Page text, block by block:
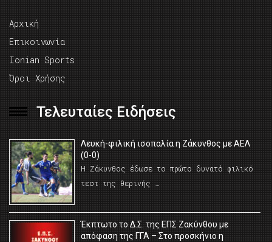
Αρχική
Επικοινωνία
Ionian Sports
Όροι Χρήσης
Τελευταίες Ειδήσεις
Λευκή-φιλική ισοπαλία η Ζάκυνθος με ΑΕΛ
(0-0)
Η Ζάκυνθος έδωσε το πρώτο δυνατό φιλικό
τεστ της θερινής …
Έκπτωτο το Δ.Σ. της ΕΠΣ Ζακύνθου με
απόφαση της ΓΓΑ – Στο προσκήνιο η